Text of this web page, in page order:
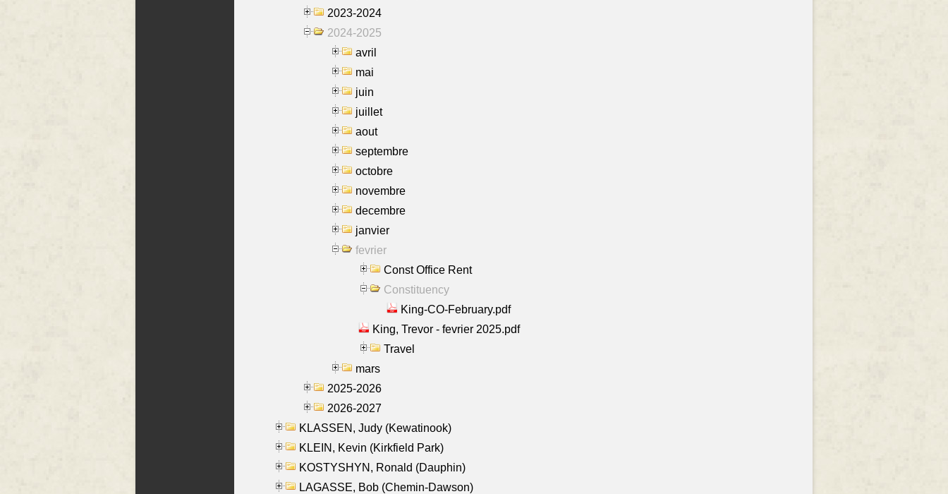
2023-2024
2024-2025
avril
mai
juin
juillet
aout
septembre
octobre
novembre
decembre
janvier
fevrier
Const Office Rent
Constituency
King-CO-February.pdf
King, Trevor - fevrier 2025.pdf
Travel
mars
2025-2026
2026-2027
KLASSEN, Judy (Kewatinook)
KLEIN, Kevin (Kirkfield Park)
KOSTYSHYN, Ronald (Dauphin)
LAGASSE, Bob (Chemin-Dawson)